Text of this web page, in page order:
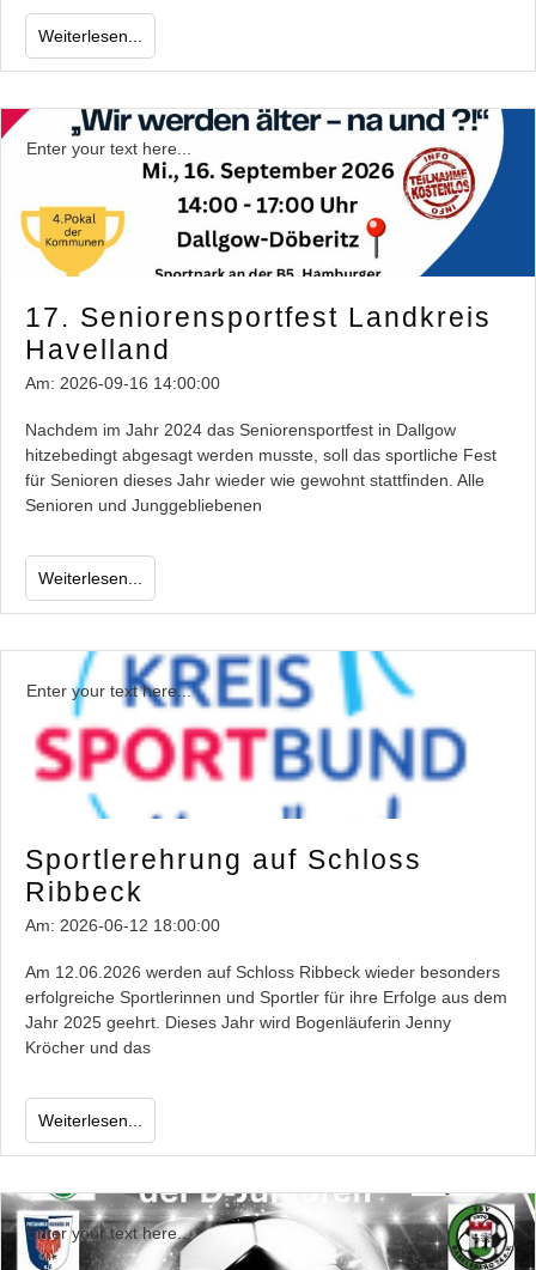
Weiterlesen...
Enter your text here...
17. Seniorensportfest Landkreis
Havelland
Am: 2026-09-16 14:00:00
Nachdem im Jahr 2024 das Seniorensportfest in Dallgow
hitzebedingt abgesagt werden musste, soll das sportliche Fest
für Senioren dieses Jahr wieder wie gewohnt stattfinden. Alle
Senioren und Junggebliebenen
Weiterlesen...
Enter your text here...
Sportlerehrung auf Schloss
Ribbeck
Am: 2026-06-12 18:00:00
Am 12.06.2026 werden auf Schloss Ribbeck wieder besonders
erfolgreiche Sportlerinnen und Sportler für ihre Erfolge aus dem
Jahr 2025 geehrt. Dieses Jahr wird Bogenläuferin Jenny
Kröcher und das
Weiterlesen...
Enter your text here...